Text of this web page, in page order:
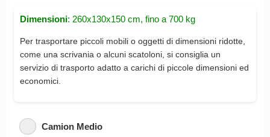
Dimensioni: 260x130x150 cm, fino a 700 kg
Per trasportare piccoli mobili o oggetti di dimensioni ridotte,
come una scrivania o alcuni scatoloni, si consiglia un
servizio di trasporto adatto a carichi di piccole dimensioni ed
economici.
Camion Medio